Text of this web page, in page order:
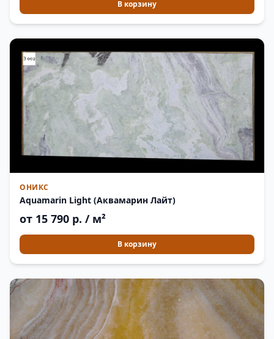
В корзину
ОНИКС
Aquamarin Light (Аквамарин Лайт)
от 15 790 р. / м²
В корзину